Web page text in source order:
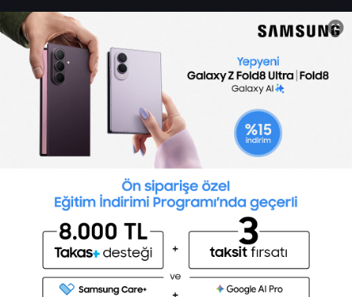
Sertifika Programları
Yetenek Testleri
Toptalent Marka ve İnsan Kaynakları Danışmanlığı Limited Şirketi Özel İstihdam Bürosu
Olarak 11 / 11 / 2024 - 10 / 11 / 2027 tarihleri arasında faaliyette bulunmak üzere, Türkiye İş
Kurumu tarafından 05.11.2024 tarih ve 16998526 sayılı karar uyarınca 1251 nolu belge ile faaliyet
göstermektedir.Toptalent İş İlanları için tıklayın. 4904 sayılı kanun uyarınca iş arayanlardan
ücret alınmayacak ve menfaat temin edilmeyecektir.